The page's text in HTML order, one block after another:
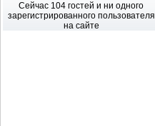
Сейчас 104 гостей и ни одного
зарегистрированного пользователя
на сайте